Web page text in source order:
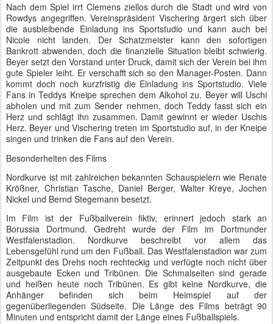
Nach dem Spiel irrt Clemens ziellos durch die Stadt und wird von
Rowdys angegriffen. Vereinspräsident Vischering ärgert sich über
die ausbleibende Einladung ins Sportstudio und kann auch bei
Nicole nicht landen. Der Schatzmeister kann den sofortigen
Bankrott abwenden, doch die finanzielle Situation bleibt schwierig.
Beyer setzt den Vorstand unter Druck, damit sich der Verein bei ihm
gute Spieler leiht. Er verschafft sich so den Manager-Posten. Dann
kommt doch noch kurzfristig die Einladung ins Sportstudio. Viele
Fans in Teddys Kneipe sprechen dem Alkohol zu. Beyer will Uschi
abholen und mit zum Sender nehmen, doch Teddy fasst sich ein
Herz und schlägt ihn zusammen. Damit gewinnt er wieder Uschis
Herz. Beyer und Vischering treten im Sportstudio auf, in der Kneipe
singen und trinken die Fans auf den Verein.
Besonderheiten des Films
Nordkurve ist mit zahlreichen bekannten Schauspielern wie Renate
Krößner, Christian Tasche, Daniel Berger, Walter Kreye, Jochen
Nickel und Bernd Stegemann besetzt.
Im Film ist der Fußballverein fiktiv, erinnert jedoch stark an
Borussia Dortmund. Gedreht wurde der Film im Dortmunder
Westfalenstadion. Nordkurve beschreibt vor allem das
Lebensgefühl rund um den Fußball. Das Westfalenstadion war zum
Zeitpunkt des Drehs noch rechteckig und verfügte noch nicht über
ausgebaute Ecken und Tribünen. Die Schmalseiten sind gerade
und heißen heute noch Tribünen. Es gibt keine Nordkurve, die
Anhänger befinden sich beim Heimspiel auf der
gegenüberliegenden Südseite. Die Länge des Films beträgt 90
Minuten und entspricht damit der Länge eines Fußballspiels.